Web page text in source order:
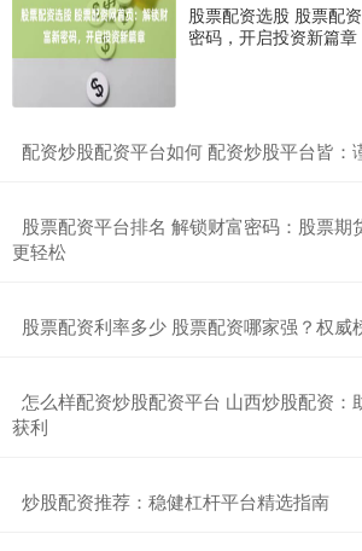
股票配资选股 股票配
密码，开启投资新篇章
配资炒股配资平台如何 配资炒股平台皆：
股票配资平台排名 解锁财富密码：股票期
更轻松
股票配资利率多少 股票配资哪家强？权威
怎么样配资炒股配资平台 山西炒股配资：
获利
​炒股配资推荐：稳健杠杆平台精选指南